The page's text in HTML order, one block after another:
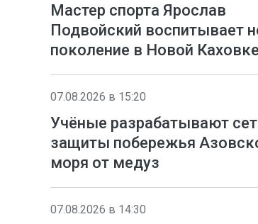
Мастер спорта Ярослав
Подвойский воспитывает
поколение в Новой Каховке
07.08.2026 в 15:20
Учёные разрабатывают
защиты побережья
моря от медуз
07.08.2026 в 14:30